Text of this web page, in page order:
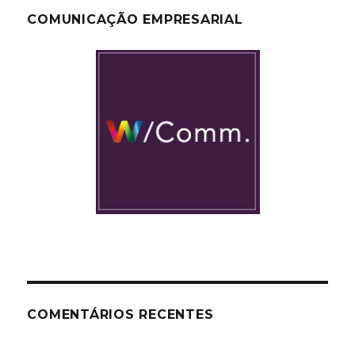
COMUNICAÇÃO EMPRESARIAL
COMENTÁRIOS RECENTES